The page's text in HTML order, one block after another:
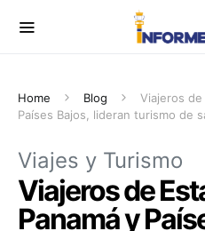
Home Blog
Viajeros de
Países Bajos, lideran turismo de
Viajes y Turismo
Viajeros de
Panamá y